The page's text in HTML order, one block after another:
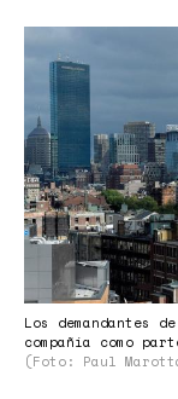
citgoooo.jpg
Los demandantes
compañía como
(Foto: Paul